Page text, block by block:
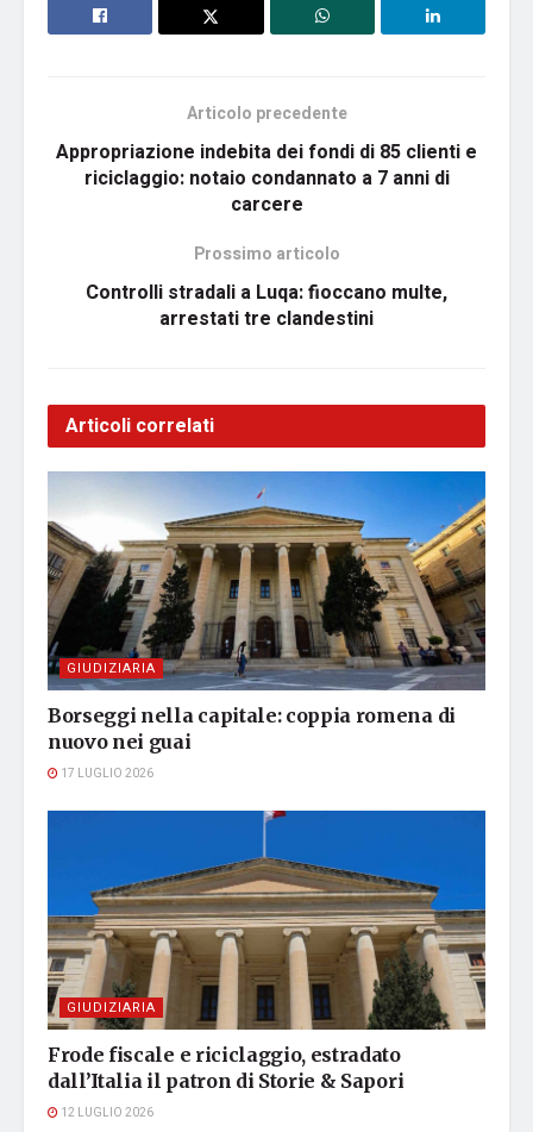
Articolo precedente
Appropriazione indebita dei fondi di 85 clienti e
riciclaggio: notaio condannato a 7 anni di
carcere
Prossimo articolo
Controlli stradali a Luqa: fioccano multe,
arrestati tre clandestini
Articoli correlati
GIUDIZIARIA
Borseggi nella capitale: coppia romena di
nuovo nei guai
17 LUGLIO 2026
GIUDIZIARIA
Frode fiscale e riciclaggio, estradato
dall’Italia il patron di Storie & Sapori
12 LUGLIO 2026